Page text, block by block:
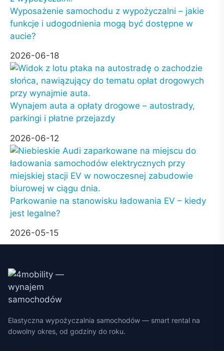
Wyposażenie samochodu z wypożyczalni – jakie
funkcje i udogodnienia mogą być dostępne w
aucie?
2026-06-18
Wynajem auta a opłaty drogowe – autostrady,
parkingi i płatne przejazdy
2026-06-12
Parkowanie na stanowisku ładowania EV – kiedy
jest legalne?
2026-05-15
Elastyczna wypożyczalnia samochodów — smart rental na
dowolny okres, od godziny do roku.